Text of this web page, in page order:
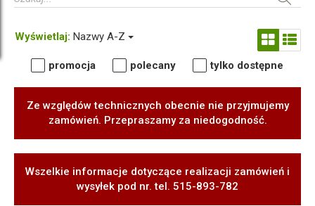
Wyświetlaj: Nazwy A-Z
promocja polecany tylko dostępne
Ze względów technicznych obecnie nie przyjmujemy
zamówień. Przepraszamy za niedogodność.
Wszelkie informacje dotyczące realizacji zamówień i
wysyłek pod nr. tel. 515-893-782